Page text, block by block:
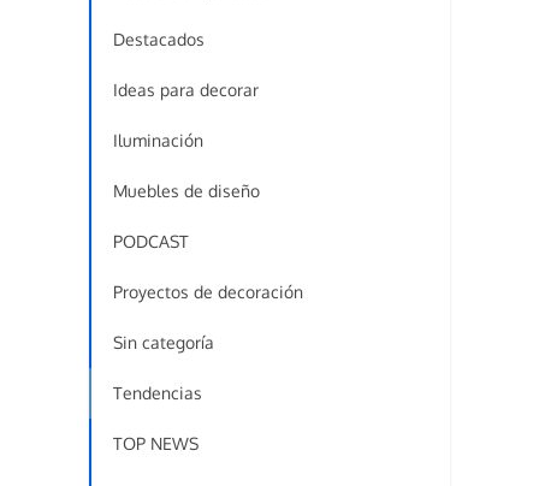
Destacados
Ideas para decorar
Iluminación
Muebles de diseño
PODCAST
Proyectos de decoración
Sin categoría
Tendencias
TOP NEWS